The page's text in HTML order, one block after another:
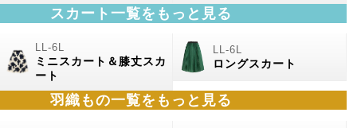
スカート一覧をもっと見る
ミニスカート＆膝丈スカ
ート
ロングスカート
羽織もの一覧をもっと見る